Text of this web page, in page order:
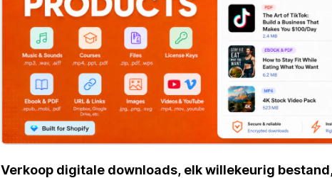
Verkoop digitale downloads, elk willekeurig